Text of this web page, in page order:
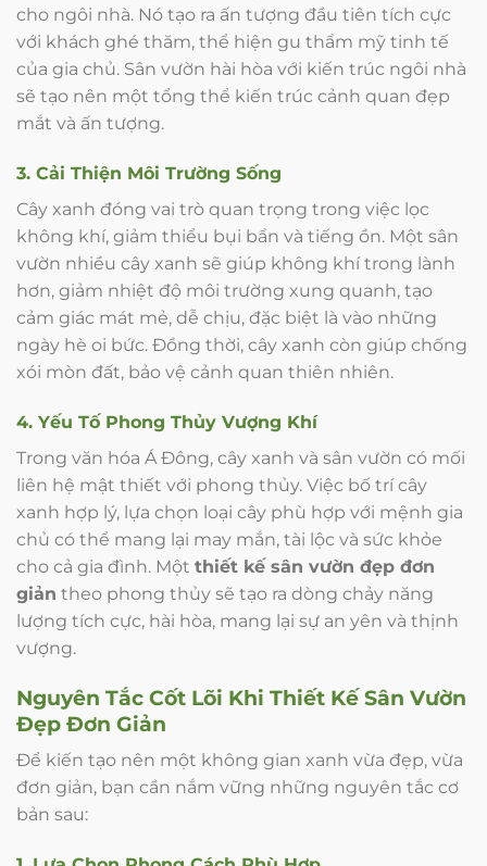
cho ngôi nhà. Nó tạo ra ấn tượng đầu tiên tích cực
với khách ghé thăm, thể hiện gu thẩm mỹ tinh tế
của gia chủ. Sân vườn hài hòa với kiến trúc ngôi nhà
sẽ tạo nên một tổng thể kiến trúc cảnh quan đẹp
mắt và ấn tượng.
3. Cải Thiện Môi Trường Sống
Cây xanh đóng vai trò quan trọng trong việc lọc
không khí, giảm thiểu bụi bẩn và tiếng ồn. Một sân
vườn nhiều cây xanh sẽ giúp không khí trong lành
hơn, giảm nhiệt độ môi trường xung quanh, tạo
cảm giác mát mẻ, dễ chịu, đặc biệt là vào những
ngày hè oi bức. Đồng thời, cây xanh còn giúp chống
xói mòn đất, bảo vệ cảnh quan thiên nhiên.
4. Yếu Tố Phong Thủy Vượng Khí
Trong văn hóa Á Đông, cây xanh và sân vườn có mối
liên hệ mật thiết với phong thủy. Việc bố trí cây
xanh hợp lý, lựa chọn loại cây phù hợp với mệnh gia
chủ có thể mang lại may mắn, tài lộc và sức khỏe
cho cả gia đình. Một thiết kế sân vườn đẹp đơn
giản theo phong thủy sẽ tạo ra dòng chảy năng
lượng tích cực, hài hòa, mang lại sự an yên và thịnh
vượng.
Nguyên Tắc Cốt Lõi Khi Thiết Kế Sân Vườn
Đẹp Đơn Giản
Để kiến tạo nên một không gian xanh vừa đẹp, vừa
đơn giản, bạn cần nắm vững những nguyên tắc cơ
bản sau: